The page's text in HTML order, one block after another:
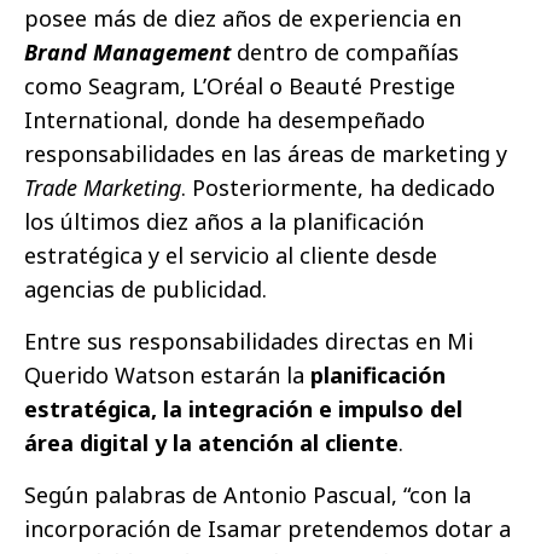
posee más de diez años de experiencia en
Brand Managementdentro de compañías
como Seagram, L’Oréal o Beauté Prestige
International, donde ha desempeñado
responsabilidades en las áreas de marketing y
Trade Marketing. Posteriormente, ha dedicado
los últimos diez años a la planificación
estratégica y el servicio al cliente desde
agencias de publicidad.
Entre sus responsabilidades directas en Mi
Querido Watson estarán la planificación
estratégica, la integración e impulso del
área digital y la atención al cliente.
Según palabras de Antonio Pascual, “con la
incorporación de Isamar pretendemos dotar a